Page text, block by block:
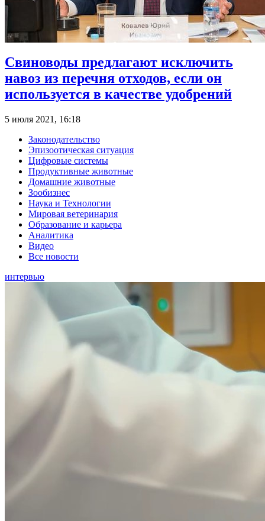
Свиноводы предлагают исключить
навоз из перечня отходов, если он
используется в качестве удобрений
5 июля 2021, 16:18
Законодательство
Эпизоотическая ситуация
Цифровые системы
Продуктивные животные
Домашние животные
Зообизнес
Наука и Технологии
Мировая ветеринария
Образование и карьера
Аналитика
Видео
Все новости
интервью